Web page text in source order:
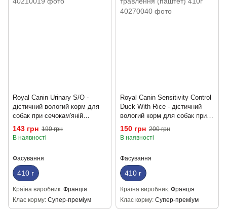
Royal Canin Urinary S/O -
дієтичний вологий корм для
собак при сечокам'яній
хворобі (паштет) 410г
143 грн 190 грн
В наявності
Фасування
410 г
Країна виробник Франція
Клас корму Супер-преміум
Royal Canin Sensitivity Control
Duck With Rice - дієтичний
вологий корм для собак при
порушенні травлення (паштет)
410г
150 грн 200 грн
В наявності
Фасування
410 г
Країна виробник Франція
Клас корму Супер-преміум